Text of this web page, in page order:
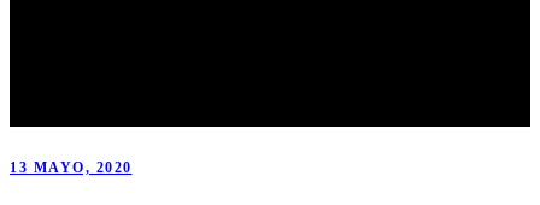
13 MAYO, 2020